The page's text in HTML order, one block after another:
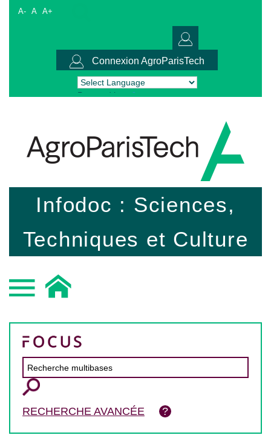
A- A A+
Connexion AgroParisTech
Powered by Translate
Infodoc : Sciences,
Techniques et Culture
RECHERCHE AVANCÉE